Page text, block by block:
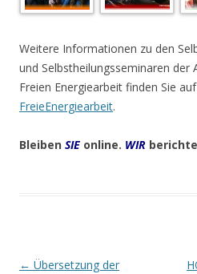
Weitere Informationen zu den
und Selbstheilungsseminaren der
Freien Energiearbeit finden Sie
FreieEnergiearbeit.
Bleiben SIE online. WIR
Beitrags-
← Übersetzung der